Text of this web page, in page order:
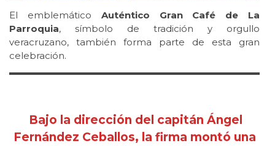
El emblemático Auténtico Gran Café de La
Parroquia, símbolo de tradición y orgullo
veracruzano, también forma parte de esta gran
celebración.
Bajo la dirección del capitán Ángel
Fernández Ceballos, la firma montó una